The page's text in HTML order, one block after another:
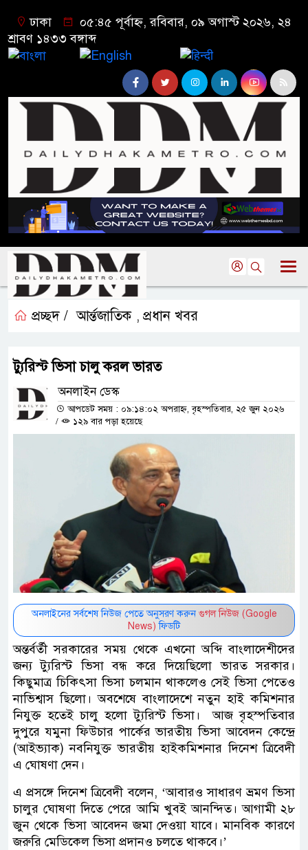
ঢাকা
০৫:৪৫ পূর্বাহ্ন, রবিবার, ০৯ অগাস্ট ২০২৬, ২৪
শ্রাবণ ১৪৩৩ বঙ্গাব্দ
প্রচ্ছদ / আর্ন্তজাতিক , প্রধান খবর
ট্যুরিস্ট ভিসা চালু করল ভারত
অনলাইন ডেস্ক
আপডেট সময় : ০৯:১৪:০২ অপরাহ্ন, বৃহস্পতিবার, ২৫ জুন ২০২৬
/
১২৯ বার পড়া হয়েছে
অনলাইনের সর্বশেষ নিউজ পেতে অনুসরণ করুন গুগল নিউজ (Google
News) ফিডটি
অন্তর্বর্তী সরকারের সময় থেকে এখনো অব্দি বাংলাদেশীদের
জন্য ট্যুরিস্ট ভিসা বন্ধ করে দিয়েছিলো ভারত সরকার।
কিছুমাত্র চিকিৎসা ভিসা চলমান থাকলেও সেই ভিসা পেতেও
নাভিশ্বাস ছিলো। অবশেষে বাংলাদেশে নতুন হাই কমিশনার
নিযুক্ত হতেই চালু হলো ট্যুরিস্ট ভিসা। আজ বৃহস্পতিবার
দুপুরে যমুনা ফিউচার পার্কের ভারতীয় ভিসা আবেদন কেন্দ্রে
(আইভ্যাক) নবনিযুক্ত ভারতীয় হাইকমিশনার দিনেশ ত্রিবেদী
এ ঘোষণা দেন।
এ প্রসঙ্গে দিনেশ ত্রিবেদী বলেন, ‘আবারও সাধারণ ভ্রমণ ভিসা
চালুর ঘোষণা দিতে পেরে আমি খুবই আনন্দিত। আগামী ২৮
জুন থেকে ভিসা আবেদন জমা দেওয়া যাবে। মানবিক কারণে
জরুরি মেডিকেল ভিসা প্রদানও চলতে থাকবে।’